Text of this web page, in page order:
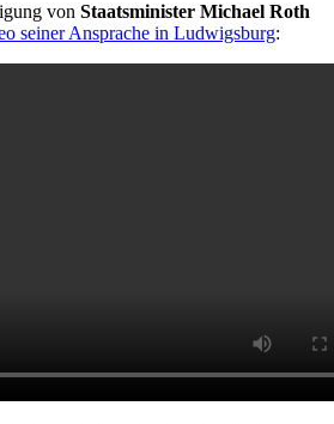
von Staatsminister Michael Roth
seiner Ansprache in Ludwigsburg: